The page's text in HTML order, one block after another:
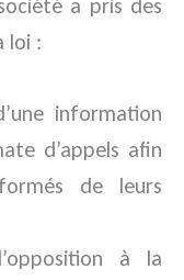
a pris des
loi :
information
d’appels afin
de leurs
à la